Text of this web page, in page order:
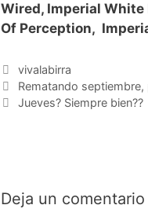
Wired, Imperial White
Of Perception,
Categorías
vivalabirra
Rematando
Jueves? Siempre bien??
Deja un comentario